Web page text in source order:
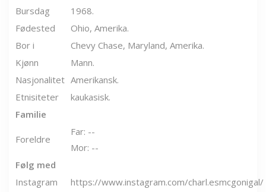
Bursdag
1968.
Fødested
Ohio, Amerika.
Bor i
Chevy Chase, Maryland, Amerika.
Kjønn
Mann.
Nasjonalitet Amerikansk.
Etnisiteter
kaukasisk.
Familie
Foreldre
Far: --
Mor: --
Følg med
Instagram
https://www.instagram.com/charl.esmcgonigal/